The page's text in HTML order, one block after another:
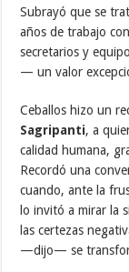
Subrayó que se
años de trabajo
secretarios y
— un valor
Ceballos hizo un
Sagripanti, a
calidad humana,
Recordó una
cuando, ante la
lo invitó a mirar la
las certezas
—dijo— se